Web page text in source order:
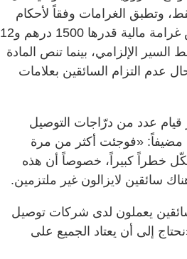
وتطبق الغرامات وفقاً لأحكام
قانون المرور الاتحادي، إذ تنص المادة (8) على فرض غرامة مالية قدرها 1500 درهم و12
الإلزامي، بينما تنص المادة
مقدارها 500 درهم في حال عدم التزام السائقين بعلامات
عدد من درّاجات التوصيل
مضيفاً: «فوجئت أكثر من مرة
خطراً كبيراً، خصوصاً أن هذه
سائقين لايزالون غير ملتزمين.
يعملون لدى شركات توصيل
إلى أن يعتاد الجميع على